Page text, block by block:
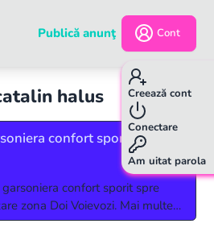
Publică anunţ Cont
Creează cont
Conectare
Am uitat parola
halus p.1/1
confort sporit
confort sporit spre
zona Doi Voievozi. Mai multe
00 40 (752) 551 600